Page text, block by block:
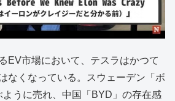
EV市場において、テスラはかつて
なくなっている。スウェーデン「ボ
うに売れ、中国「BYD」の存在感